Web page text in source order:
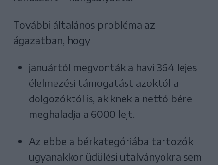
További általános probléma az
ágazatban, hogy
januártól megvonták a havi 364 lejes
élelmezési támogatást azoktól a
dolgozóktól is, akiknek a nettó bére
meghaladja a 6000 lejt.
Az ebbe a bérkategóriába tartozók
ugyanakkor üdülési utalványokra sem